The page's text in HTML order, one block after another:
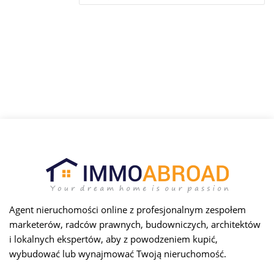
Agent nieruchomości online z profesjonalnym zespołem
marketerów, radców prawnych, budowniczych, architektów
i lokalnych ekspertów, aby z powodzeniem kupić,
wybudować lub wynajmować Twoją nieruchomość.